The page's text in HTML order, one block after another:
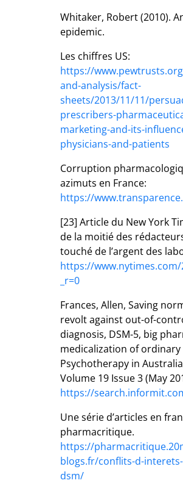
Whitaker, Robert (2010).
epidemic.
Les chiffres US:
https://
and-analysis/fact-
sheets/2013/11/11/
prescribers-
marketing-and-its-
physicians-and-patients
Corruption
azimuts en France:
https://
[23] Article du New York
de la moitié des
touché de l’argent des
https://
_r=0
Frances, Allen, Saving
revolt against out-of-
diagnosis, DSM-5, big
medicalization of ordinary
Psychotherapy in Australia
Volume 19 Issue 3 (May
https://
Une série d’articles en
pharmacritique.
https://
blogs.fr/conflits-d-
dsm/